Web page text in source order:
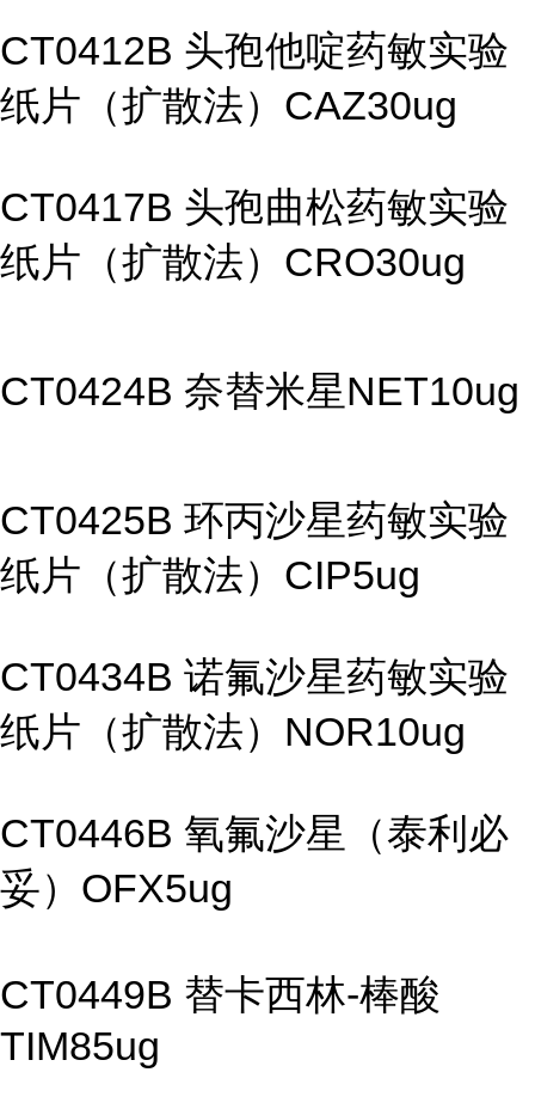
CT0412B 头孢他啶药敏实验
纸片（扩散法）CAZ30ug
CT0417B 头孢曲松药敏实验
纸片（扩散法）CRO30ug
CT0424B 奈替米星NET10ug
CT0425B 环丙沙星药敏实验
纸片（扩散法）CIP5ug
CT0434B 诺氟沙星药敏实验
纸片（扩散法）NOR10ug
CT0446B 氧氟沙星（泰利必
妥）OFX5ug
CT0449B 替卡西林-棒酸
TIM85ug